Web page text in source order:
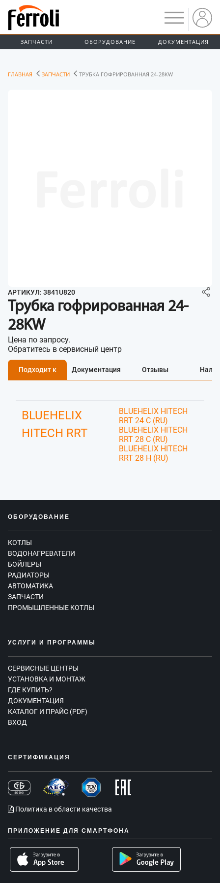
ЗАПЧАСТИ ОБОРУДОВАНИЕ ДОКУМЕНТАЦИЯ
ГЛАВНАЯ ЗАПЧАСТИ ТРУБКА ГОФРИРОВАННАЯ 24-28KW
АРТИКУЛ: 3841U820
Трубка гофрированная 24-
28KW
Цена по запросу.
Обратитесь в сервисный центр
Подходит к Документация Отзывы
BLUEHELIX
HITECH RRT
BLUEHELIX HITECH
RRT 24 C (RU)
BLUEHELIX HITECH
RRT 28 C (RU)
BLUEHELIX HITECH
RRT 28 H (RU)
ОБОРУДОВАНИЕ
КОТЛЫ
ВОДОНАГРЕВАТЕЛИ
БОЙЛЕРЫ
РАДИАТОРЫ
АВТОМАТИКА
ЗАПЧАСТИ
ПРОМЫШЛЕННЫЕ КОТЛЫ
УСЛУГИ И ПРОГРАММЫ
СЕРВИСНЫЕ ЦЕНТРЫ
УСТАНОВКА И МОНТАЖ
ГДЕ КУПИТЬ?
ДОКУМЕНТАЦИЯ
КАТАЛОГ И ПРАЙС (PDF)
ВХОД
СЕРТИФИКАЦИЯ
Политика в области качества
ПРИЛОЖЕНИЕ ДЛЯ СМАРТФОНА